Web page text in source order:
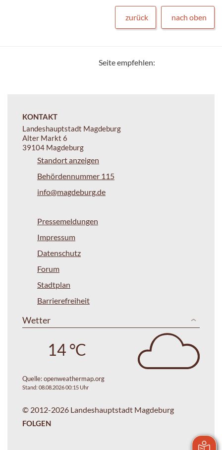
zurück nach oben
Seite empfehlen:
KONTAKT
Landeshauptstadt Magdeburg
Alter Markt 6
39104 Magdeburg
Standort anzeigen
Behördennummer 115
info@magdeburg.de
Pressemeldungen
Impressum
Datenschutz
Forum
Stadtplan
Barrierefreiheit
Wetter
14 °C
Quelle:openweathermap.org
Stand: 08.08.2026 00:15 Uhr
© 2012-2026 Landeshauptstadt Magdeburg
FOLGEN